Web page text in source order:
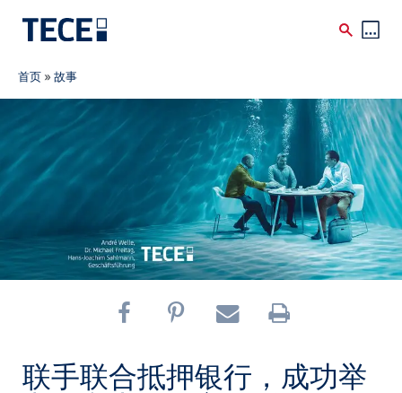
Skip to main content
Breadcrumb
首页 »故事
联手联合抵押银行，成功举